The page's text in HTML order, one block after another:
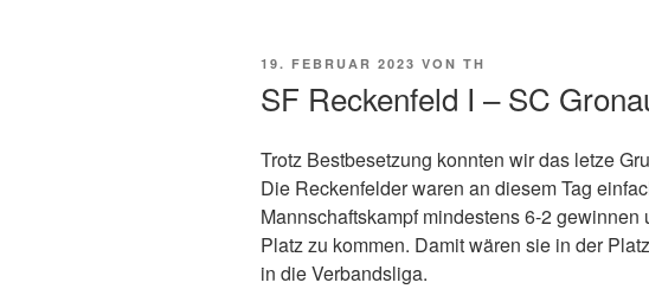
VERÖFFENTLICHT
19. FEBRUAR 2023 VON TH
SF Reckenfeld I – SC
Trotz Bestbesetzung konnten wir das letze
Die Reckenfelder waren an diesem Tag
Mannschaftskampf mindestens 6-2 gewinnen
Platz zu kommen. Damit wären sie in der
in die Verbandsliga.